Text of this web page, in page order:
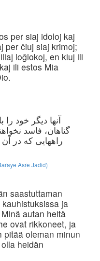
per siaj idoloj kaj
per ĉiuj siaj krimoj;
loĝlokoj, en kiuj ili
ili estos Mia
آنها دیگر خود را
گناهان، فاسد
راههایی که در
Asre Jadid)
saastuttaman
ja
autan heitä
ovat rikkoneet, ja
pitää oleman minun
heidän